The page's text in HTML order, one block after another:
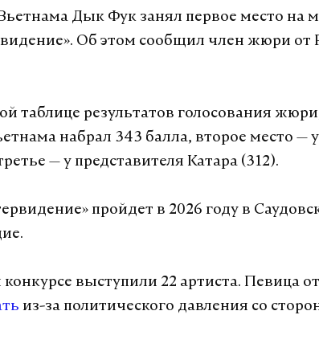
Telegram Дзен
Дык Фук занял первое место на
Об этом сообщил член жюри от
таблице результатов голосования
набрал 343 балла, второе место —
— у представителя Катара (312).
пройдет в 2026 году в
выступили 22 артиста. Певица
из-за политического давления со